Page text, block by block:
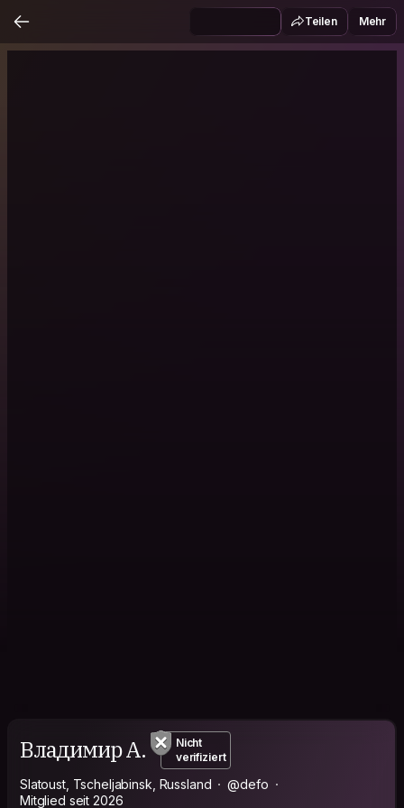
Teilen Mehr
Владимир А.
Nicht
verifiziert
Slatoust, Tscheljabinsk, Russland
@defo
Mitglied seit 2026